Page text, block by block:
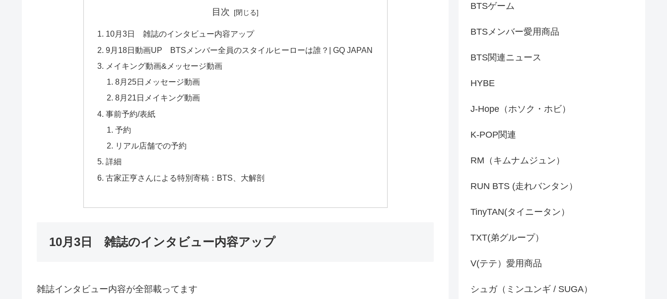
目次
10月3日 雑誌のインタビュー内容アップ
9月18日動画UP BTSメンバー全員のスタイルヒーローは誰？| GQ JAPAN
メイキング動画&メッセージ動画
8月25日メッセージ動画
8月21日メイキング動画
事前予約/表紙
予約
リアル店舗での予約
詳細
古家正亨さんによる特別寄稿：BTS、大解剖
10月3日 雑誌のインタビュー内容アップ
雑誌インタビュー内容が全部載ってます
BTSゲーム
BTSメンバー愛用商品
BTS関連ニュース
HYBE
J-Hope（ホソク・ホビ）
K-POP関連
RM（キムナムジュン）
RUN BTS (走れバンタン）
TinyTAN(タイニータン）
TXT(弟グループ）
V(テテ）愛用商品
シュガ（ミンユンギ / SUGA）